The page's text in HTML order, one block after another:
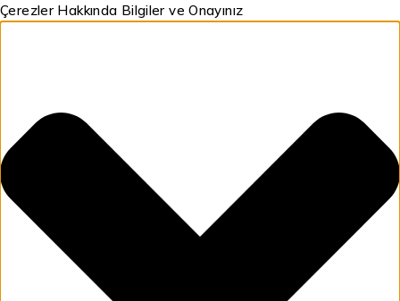
Çerezler Hakkında Bilgiler ve Onayınız